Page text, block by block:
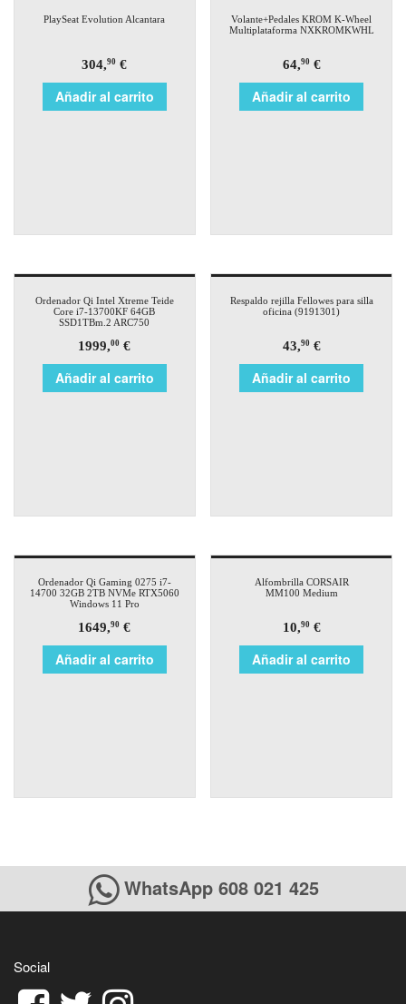
PlaySeat Evolution Alcantara
304,90 €
Añadir al carrito
Volante+Pedales KROM K-Wheel
Multiplataforma NXKROMKWHL
64,90€
Añadir al carrito
Ordenador Qi Intel Xtreme Teide
Core i7-13700KF 64GB
SSD1TBm.2 ARC750
1999,00 €
Añadir al carrito
Respaldo rejilla Fellowes para silla
oficina (9191301)
43,90€
Añadir al carrito
Ordenador Qi Gaming 0275 i7-
14700 32GB 2TB NVMe RTX5060
Windows 11 Pro
1649,90 €
Añadir al carrito
Alfombrilla CORSAIR
MM100 Medium
10,90€
Añadir al carrito
WhatsApp 608 021 425
Social